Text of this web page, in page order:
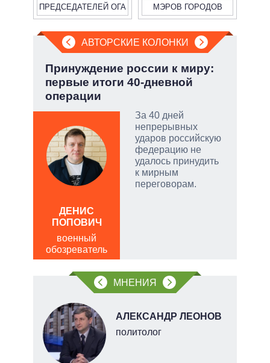
ПРЕДСЕДАТЕЛЕЙ ОГА МЭРОВ ГОРОДОВ
АВТОРСКИЕ КОЛОНКИ
Принуждение россии к миру:
первые итоги 40-дневной
операции
За 40 дней
непрерывных
ударов российскую
федерацию не
удалось принудить
к мирным
переговорам.
ДЕНИС
ПОПОВИЧ
военный
обозреватель
МНЕНИЯ
АЛЕКСАНДР ЛЕОНОВ
политолог